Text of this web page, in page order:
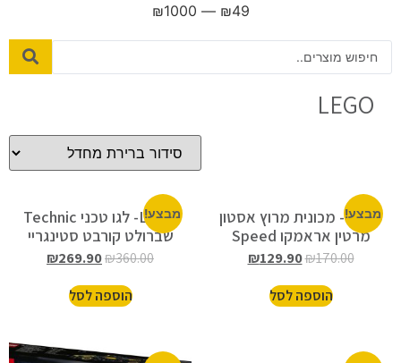
₪49
—
₪1000
LEGO
מבצע!LEGO- מכונית מרוץ אסטון
מרטין אראמקו Speed
Champions F1 77245
₪170.00
₪129.90
הוספה לסל
מבצע!
LEGO- לגו טכני Technic
שברולט קורבט סטינגריי
42205
₪360.00
₪269.90
הוספה לסל